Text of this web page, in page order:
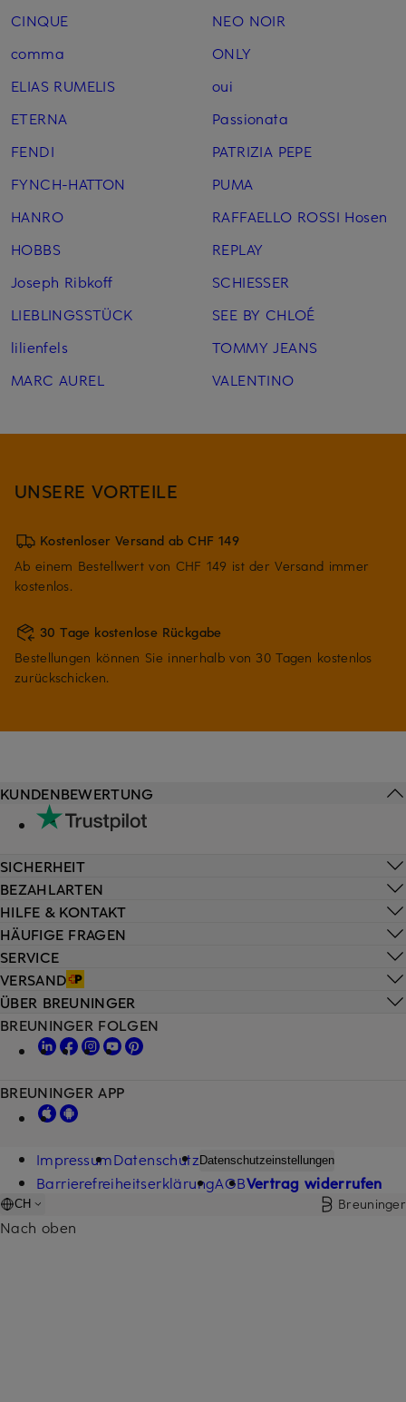
CINQUE
comma
ELIAS RUMELIS
ETERNA
FENDI
FYNCH-HATTON
HANRO
HOBBS
Joseph Ribkoff
LIEBLINGSSTÜCK
lilienfels
MARC AUREL
NEO NOIR
ONLY
oui
Passionata
PATRIZIA PEPE
PUMA
RAFFAELLO ROSSI Hosen
REPLAY
SCHIESSER
SEE BY CHLOÉ
TOMMY JEANS
VALENTINO
UNSERE VORTEILE
Kostenloser Versand ab CHF 149
Ab einem Bestellwert von CHF 149 ist der Versand immer
kostenlos.
30 Tage kostenlose Rückgabe
Bestellungen können Sie innerhalb von 30 Tagen kostenlos
zurückschicken.
HILFE & KONTAKT
HÄUFIGE FRAGEN
SERVICE
VERSAND
KUNDENBEWERTUNG
SICHERHEIT
BEZAHLARTEN
ÜBER BREUNINGER
BREUNINGER FOLGEN
BREUNINGER APP
ImpressumDatenschutz Datenschutzeinstellungen
BarrierefreiheitserklärungAGBVertrag widerrufen
CH Breuninger
Nach oben